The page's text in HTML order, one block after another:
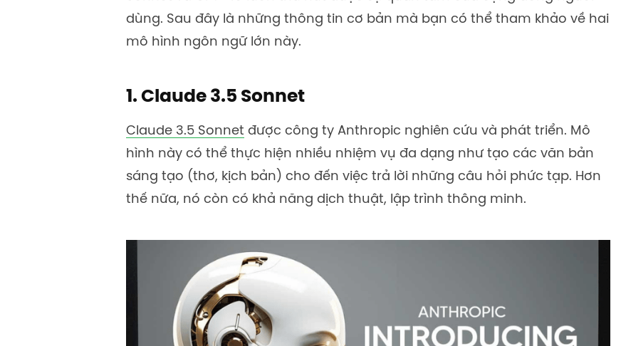
dùng. Sau đây là những thông tin cơ bản mà bạn có thể tham khảo về hai
mô hình ngôn ngữ lớn này.
1. Claude 3.5 Sonnet
Claude 3.5 Sonnet được công ty Anthropic nghiên cứu và phát triển. Mô
hình này có thể thực hiện nhiều nhiệm vụ đa dạng như tạo các văn bản
sáng tạo (thơ, kịch bản) cho đến việc trả lời những câu hỏi phức tạp. Hơn
thế nữa, nó còn có khả năng dịch thuật, lập trình thông minh.